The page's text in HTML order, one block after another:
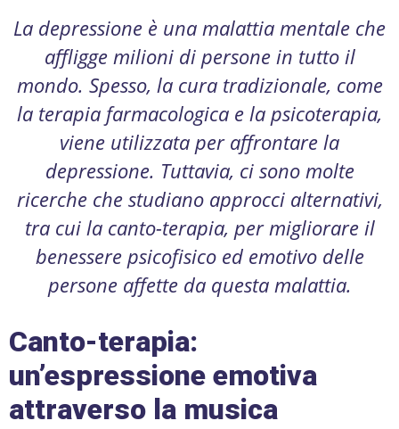
La depressione è una malattia mentale che
affligge milioni di persone in tutto il
mondo. Spesso, la cura tradizionale, come
la terapia farmacologica e la psicoterapia,
viene utilizzata per affrontare la
depressione. Tuttavia, ci sono molte
ricerche che studiano approcci alternativi,
tra cui la canto-terapia, per migliorare il
benessere psicofisico ed emotivo delle
persone affette da questa malattia.
Canto-terapia:
un’espressione emotiva
attraverso la musica